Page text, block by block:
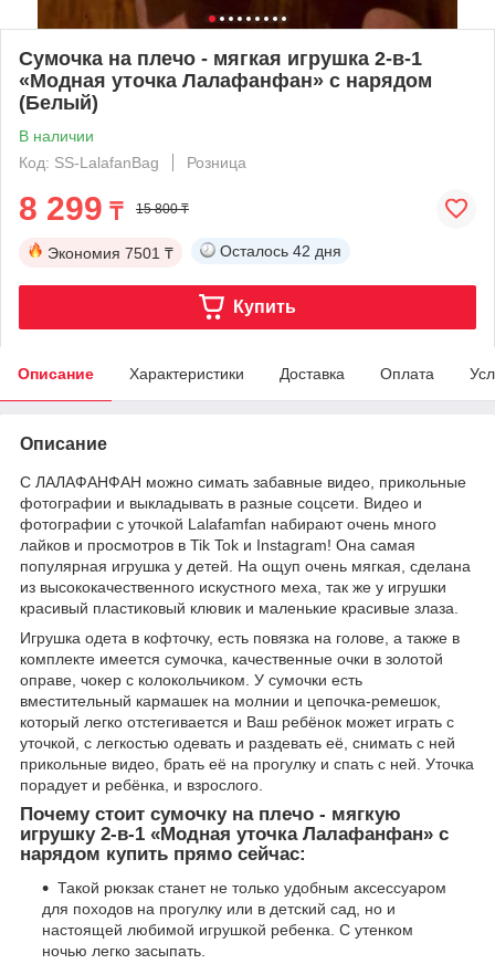
Сумочка на плечо - мягкая игрушка 2-в-1
«Модная уточка Лалафанфан» с нарядом
(Белый)
В наличии
Код: SS-LalafanBag
Розница
8 299 ₸ 15 800 ₸
Экономия 7501 ₸ Осталось 42 дня
Купить
Описание Характеристики Доставка Оплата
Описание
С ЛАЛАФАНФАН можно симать забавные видео, прикольные
фотографии и выкладывать в разные соцсети. Видео и
фотографии с уточкой Lalafamfan набирают очень много
лайков и просмотров в Tik Tok и Instagram! Она самая
популярная игрушка у детей. На ощуп очень мягкая, сделана
из высококачественного искустного меха, так же у игрушки
красивый пластиковый клювик и маленькие красивые злаза.
Игрушка одета в кофточку, есть повязка на голове, а также в
комплекте имеется сумочка, качественные очки в золотой
оправе, чокер с колокольчиком. У сумочки есть
вместительный кармашек на молнии и цепочка-ремешок,
который легко отстегивается и Ваш ребёнок может играть с
уточкой, с легкостью одевать и раздевать её, снимать с ней
прикольные видео, брать её на прогулку и спать с ней. Уточка
порадует и ребёнка, и взрослого.
Почему стоит сумочку на плечо - мягкую
игрушку 2-в-1 «Модная уточка Лалафанфан» с
нарядом купить прямо сейчас:
Такой рюкзак станет не только удобным аксессуаром
для походов на прогулку или в детский сад, но и
настоящей любимой игрушкой ребенка. С утенком
ночью легко засыпать.